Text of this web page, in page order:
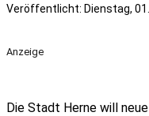
Veröffentlicht: Dienstag,
Anzeige
Die Stadt Herne will